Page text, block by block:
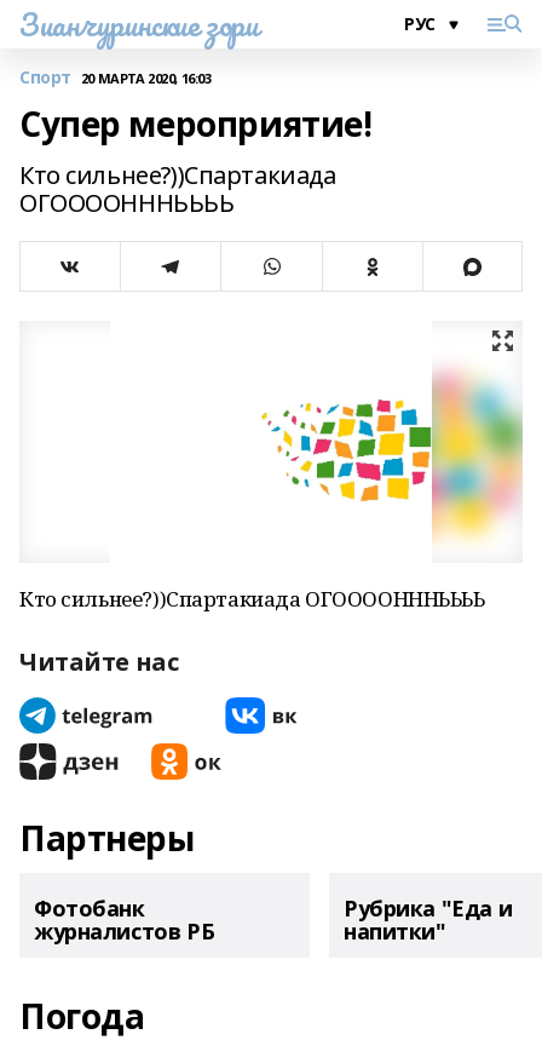
Зианчуринские зори
Спорт 20 МАРТА 2020, 16:03
Супер мероприятие!
Кто сильнее?))Спартакиада
ОГООООНННЬЬЬЬ
Кто сильнее?))Спартакиада ОГООООНННЬЬЬЬ
Читайте нас
Партнеры
Фотобанк
журналистов РБ
Рубрика "Еда и
напитки"
Погода